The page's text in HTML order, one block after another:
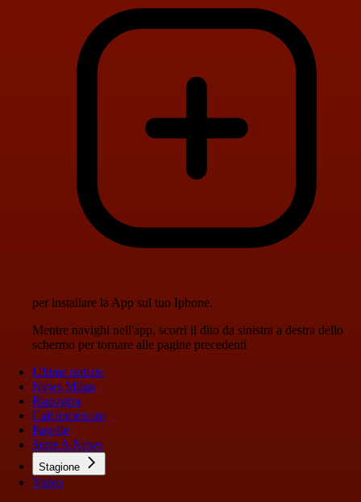
per installare la App sul tuo Iphone.
Mentre navighi nell'app, scorri il dito da sinistra a destra dello
schermo per tornare alle pagine precedenti
Ultime notizie
News Milan
Rassegna
Calciomercato
Pagelle
Serie A News
Stagione
Video